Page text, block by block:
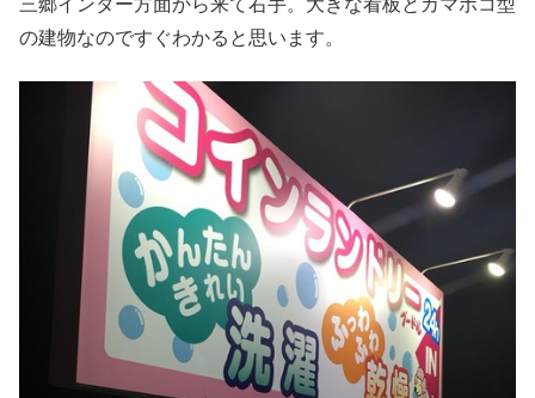
三郷インター方面から来て右手。大きな看板とカマボコ型
の建物なのですぐわかると思います。